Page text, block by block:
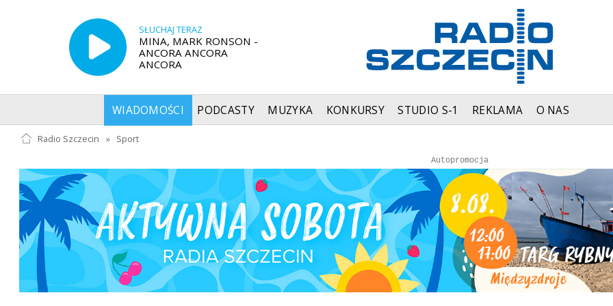
SŁUCHAJ TERAZ
MINA, MARK RONSON -
ANCORA ANCORA
ANCORA
WIADOMOŚCI PODCASTY MUZYKA KONKURSY STUDIO S-1 REKLAMA O NAS
Radio Szczecin » Sport
Autopromocja
Reklama
Autopromocja